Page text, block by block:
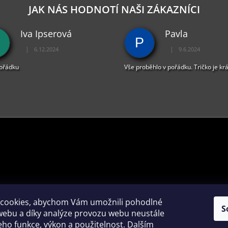
abychom Vám umožnili pohodlné
a díky analýze provozu webu neustále
funkce, výkon a použitelnost. Dalším
D
A
I
JAK NÁS HODNOTÍ NAŠI ZÁKAZNÍCI
Iva Ipserová
Hodnocení obchodu je 5 z 5 hvězdiček.
| 6.12.2024 P
Pavla
Hodnocení obchodu
| 9.6.2024
Vše proběhlo v pořádku. Tričko je